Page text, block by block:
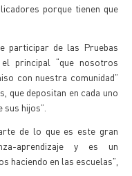
porque tienen que
participar de las Pruebas
principal “que nosotros
con nuestra comunidad”
que depositan en cada uno
hijos”.
de lo que es este gran
aprendizaje y es un
haciendo en las escuelas”,